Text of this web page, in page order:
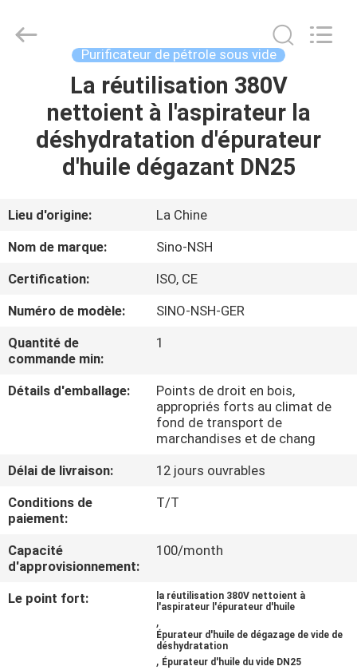
MAISON
PRODUITS
SUJET
DE
NOUS
VISITE
D'USINE
CONTRÔLE
CONTACTEZ-
NOUS
NOUVELLES
Purifier
Manufacture
Purificateur de pétrole sous vide
La réutilisation 380V
nettoient à l'aspirateur la
déshydratation d'épurateur
d'huile dégazant DN25
Lieu d'origine:
La Chine
Nom de marque:
Sino-NSH
Certification:
ISO, CE
Numéro de modèle:
SINO-NSH-GER
Quantité de
commande min:
1
Détails d'emballage:
Points de droit en bois,
appropriés forts au climat de
fond de transport de
marchandises et de chang
Délai de livraison:
12 jours ouvrables
Conditions de
paiement:
T/T
Capacité
d'approvisionnement:
100/month
Le point fort:
la réutilisation 380V nettoient à
l'aspirateur l'épurateur d'huile
,
Épurateur d'huile de dégazage de vide de
déshydratation
, Épurateur d'huile du vide DN25